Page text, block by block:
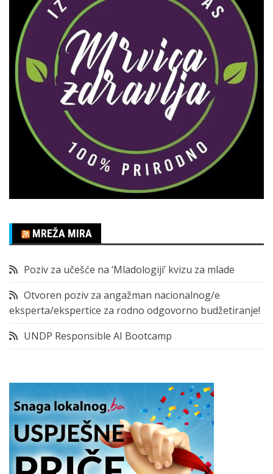
MREŽA MIRA
Poziv za učešće na ‘Mladologiji’ kvizu za mlade
Otvoren poziv za angažman nacionalnog/e
eksperta/ekspertice za rodno odgovorno budžetiranje!
UNDP Responsible AI Bootcamp